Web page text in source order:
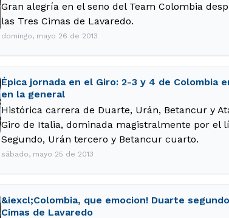
Gran alegría en el seno del Team Colombia
las Tres Cimas de Lavaredo.
domingo, mayo 26 de 2013
Épica jornada en el Giro: 2-3 y 4 de Colombia
en la general
Histórica carrera de Duarte, Urán, Betancur y
Giro de Italia, dominada magistralmente por el
Segundo, Urán tercero y Betancur cuarto.
sábado, mayo 25 de 2013
&iexcl;Colombia, que emocion! Duarte
Cimas de Lavaredo